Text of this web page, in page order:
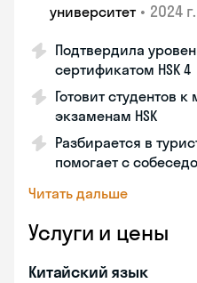
университет • 2024 г.
Подтвердила
сертификатом HSK 4
Готовит студентов
экзаменам HSK
Разбирается в
помогает с
Читать дальше
Услуги и цены
Китайский язык